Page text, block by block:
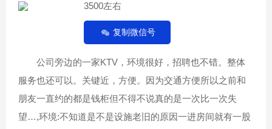
3500左右
复制微信号
公司旁边的一家KTV，环境很好，招聘也不错。整体
服务也还可以。关键近，方便。因为交通方便所以之前和
朋友一直约的都是钱柜但不得不说真的是一次比一次失
望…,环境:不知道是不是设施老旧的原因一进房间就有一股